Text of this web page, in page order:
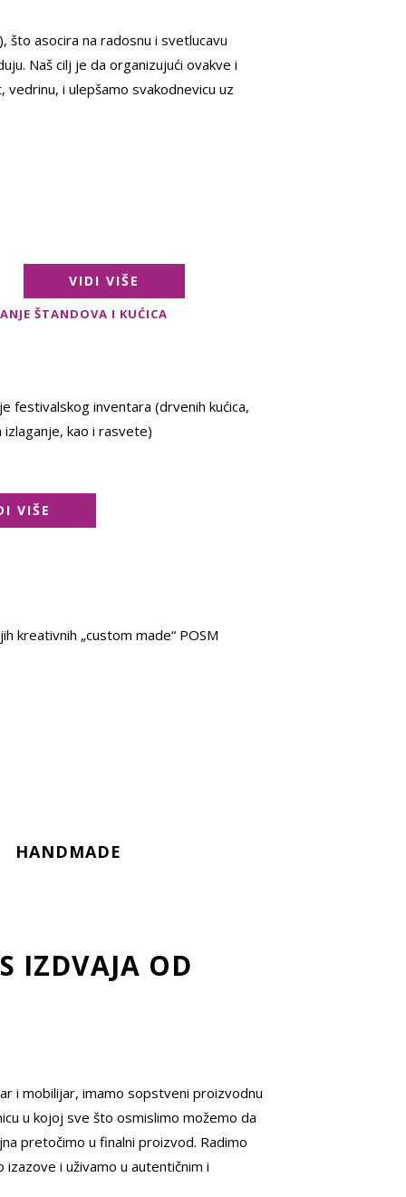
što asocira na radosnu i svetlucavu
Naš cilj je da organizujući ovakve i
i ulepšamo svakodnevicu uz
ŠTANDOVA I KUĆICA
festivalskog inventara (drvenih kućica,
izlaganje, kao i rasvete)
VIDI VIŠE
kreativnih „custom made“ POSM
VIŠE
HANDMADE
IZDVAJA OD
i mobilijar, imamo sopstveni proizvodnu
u kojoj sve što osmislimo možemo da
pretočimo u finalni proizvod. Radimo
i uživamo u autentičnim i